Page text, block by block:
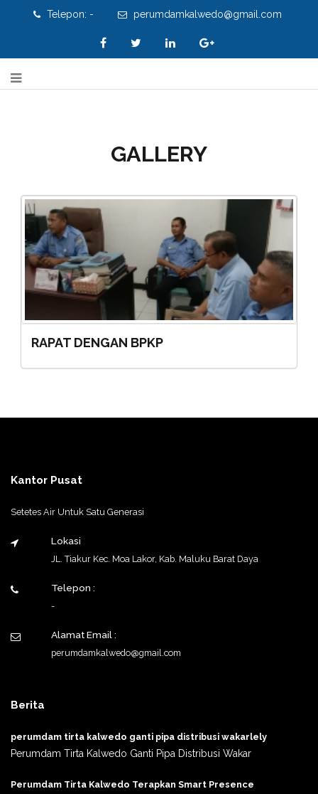
Telepon: - perumdamkalwedo@gmail.com
GALLERY
RAPAT DENGAN BPKP
Kantor Pusat
Setetes Air Untuk Satu Generasi
Lokasi
JL. Tiakur Kec. Moa Lakor, Kab. Maluku Barat Daya
Telepon :
-
Alamat Email :
perumdamkalwedo@gmail.com
Berita
perumdam tirta kalwedo ganti pipa distribusi wakarlely
Perumdam Tirta Kalwedo Ganti Pipa Distribusi Wakar
Perumdam Tirta Kalwedo Terapkan Smart Presence